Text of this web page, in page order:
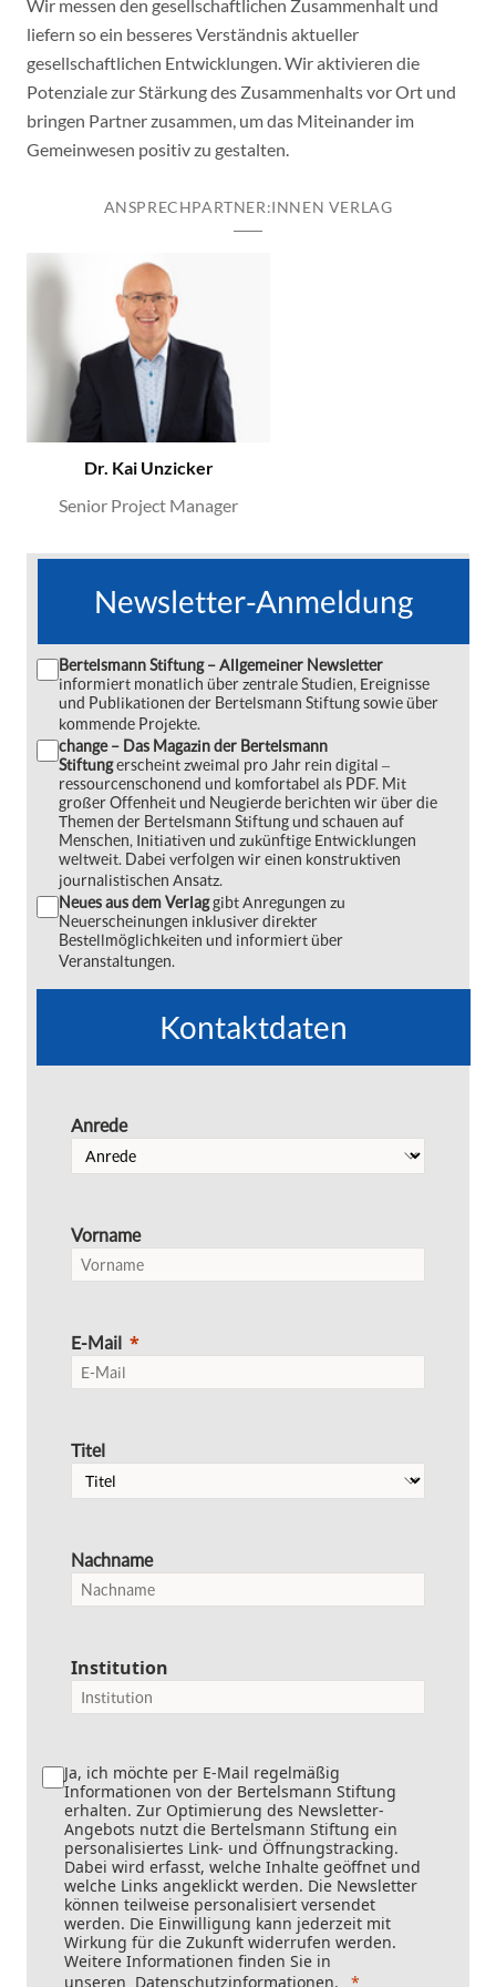
Wir messen den gesellschaftlichen Zusammenhalt und
liefern so ein besseres Verständnis aktueller
gesellschaftlichen Entwicklungen. Wir aktivieren die
Potenziale zur Stärkung des Zusammenhalts vor Ort und
bringen Partner zusammen, um das Miteinander im
Gemeinwesen positiv zu gestalten.
ANSPRECHPARTNER:INNEN VERLAG
Dr. Kai Unzicker
Senior Project Manager
Newsletter-Anmeldung
Bertelsmann Stiftung – Allgemeiner Newsletter
informiert monatlich über zentrale Studien, Ereignisse
und Publikationen der Bertelsmann Stiftung sowie über
kommende Projekte.
change – Das Magazin der Bertelsmann
Stiftungerscheint zweimal pro Jahr rein digital ‒
ressourcenschonend und komfortabel als PDF. Mit
großer Offenheit und Neugierde berichten wir über die
Themen der Bertelsmann Stiftung und schauen auf
Menschen, Initiativen und zukünftige Entwicklungen
weltweit. Dabei verfolgen wir einen konstruktiven
journalistischen Ansatz.
Neues aus dem Verlaggibt Anregungen zu
Neuerscheinungen inklusiver direkter
Bestellmöglichkeiten und informiert über
Veranstaltungen.
Kontaktdaten
Anrede
Vorname
E-Mail
Titel
Nachname
Institution
Ja, ich möchte per E-Mail regelmäßig
Informationen von der Bertelsmann Stiftung
erhalten. Zur Optimierung des Newsletter-
Angebots nutzt die Bertelsmann Stiftung ein
personalisiertes Link- und Öffnungstracking.
Dabei wird erfasst, welche Inhalte geöffnet und
welche Links angeklickt werden. Die Newsletter
können teilweise personalisiert versendet
werden. Die Einwilligung kann jederzeit mit
Wirkung für die Zukunft widerrufen werden.
Weitere Informationen finden Sie in
unseren Datenschutzinformationen.